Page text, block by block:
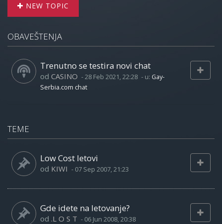
NEW TOPIC
OBAVEŠTENJA
Trenutno se testira novi chat
od CASINO -28 Feb 2021, 22:28 - u: Gay-
Serbia.com chat
TEME
Low Cost letovi
od KIWI - 07 Sep 2007, 21:23
Gde idete na letovanje?
od .L O S T - 06 Jun 2008, 20:38